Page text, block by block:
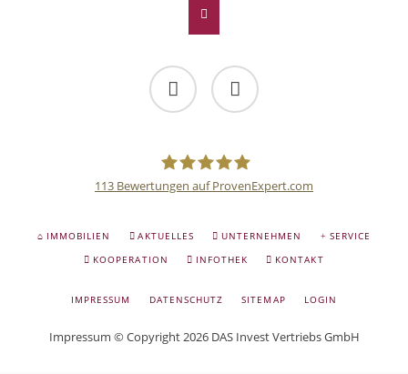
Anlage
und
113 Bewertungen auf ProvenExpert.com
NAVIGATION
IMMOBILIEN AKTUELLES UNTERNEHMEN
SERVICE
KOOPERATION
INFOTHEK KONTAKT
NAVIGATION
IMPRESSUM DATENSCHUTZ SITEMAP LOGIN
Impressum © Copyright 2026 DAS Invest Vertriebs GmbH